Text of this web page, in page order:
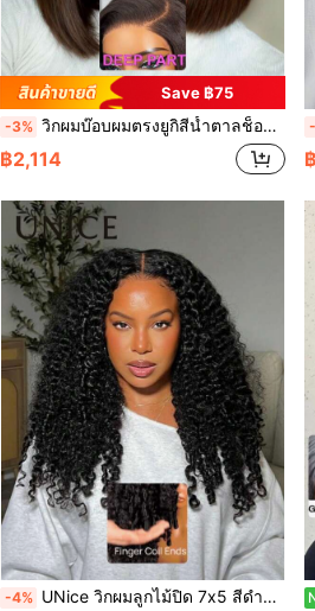
Save ฿75
-3% วิกผมบ๊อบผมตรงยูกิสีน้ำตาลช็อกโกแลตเข้ม Hair Bye-Bye Slip™ 7x5 Lace Closure แบบไม่ใช้กาว แสกข้าง มีเชือกรูด ปมผมฟอกสีล่วงหน้า หมวกระบายอากาศได้ ผมมนุษย์แท้ 100% ลูกไม้โปร่งใส ปรับแสกได้ง่าย เหมาะสำหรับผู้เริ่มต้น Unice สำหรับผู้หญิง
฿2,114
-4% UNice วิกผมลูกไม้ปิด 7x5 สีดำธรรมชาติ ลอนเกลียว ไม่ต้องใช้กาว ทรงผมสำหรับวันหยุด ผมหยักศกไม่พันกัน ผมมนุษย์ 100% ตัดล่วงหน้า ถอนล่วงหน้า วิกผมลูกไม้ใสฟอกสีล่วงหน้า พร้อมใส่